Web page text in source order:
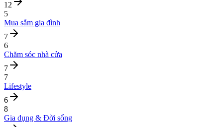
12
5
Mua sắm gia đình
7
6
Chăm sóc nhà cửa
7
7
Lifestyle
6
8
Gia dụng & Đời sống